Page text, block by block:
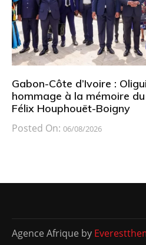
Gabon-Côte d’Ivoire :
hommage à la mémoire
Félix Houphouët-Boigny
Posted On: 06/08/2026
Agence Afrique by